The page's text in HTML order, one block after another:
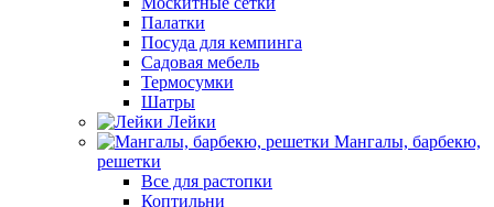
Палатки
Посуда для кемпинга
Садовая мебель
Термосумки
Шатры
Лейки
Мангалы, барбекю,
решетки
Все для растопки
Коптильни